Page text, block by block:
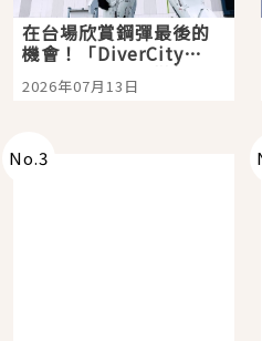
在台場欣賞鋼彈最後的
機會！「DiverCity
Tokyo Plaza」搭船、
購物、美食及夜景，一
2026年07月13日
No.3